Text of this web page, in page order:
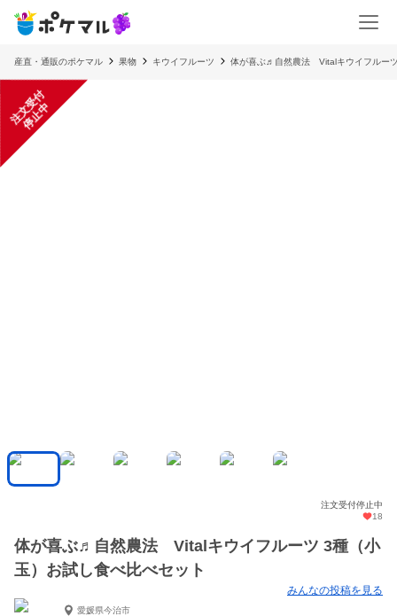
産直・通販のポケマル 果物 キウイフルーツ 体が喜ぶ♬自然農法 Vitalキウイフルー
注
文
受
付
停
止
中
注文受付停止中
18
体が喜ぶ♬自然農法 Vitalキウイフルーツ 3種（小
玉）お試し食べ比べセット
みんなの投稿を見る
愛媛県今治市